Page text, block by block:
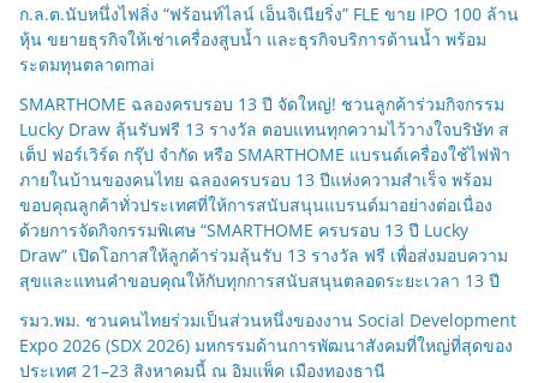
ก.ล.ต.นับหนึ่งไฟลิ่ง “ฟร้อนท์ไลน์ เอ็นจิเนียริ่ง” FLE ขาย IPO 100 ล้าน
หุ้น ขยายธุรกิจให้เช่าเครื่องสูบน้ำ และธุรกิจบริการด้านน้ำ พร้อม
ระดมทุนตลาดmai
SMARTHOME ฉลองครบรอบ 13 ปี จัดใหญ่! ชวนลูกค้าร่วมกิจกรรม
Lucky Draw ลุ้นรับฟรี 13 รางวัล ตอบแทนทุกความไว้วางใจบริษัท ส
เต็ป ฟอร์เวิร์ด กรุ๊ป จำกัด หรือ SMARTHOME แบรนด์เครื่องใช้ไฟฟ้า
ภายในบ้านของคนไทย ฉลองครบรอบ 13 ปีแห่งความสำเร็จ พร้อม
ขอบคุณลูกค้าทั่วประเทศที่ให้การสนับสนุนแบรนด์มาอย่างต่อเนื่อง
ด้วยการจัดกิจกรรมพิเศษ “SMARTHOME ครบรอบ 13 ปี Lucky
Draw” เปิดโอกาสให้ลูกค้าร่วมลุ้นรับ 13 รางวัล ฟรี เพื่อส่งมอบความ
สุขและแทนคำขอบคุณให้กับทุกการสนับสนุนตลอดระยะเวลา 13 ปี
รมว.พม. ชวนคนไทยร่วมเป็นส่วนหนึ่งของงาน Social Development
Expo 2026 (SDX 2026) มหกรรมด้านการพัฒนาสังคมที่ใหญ่ที่สุดของ
ประเทศ 21–23 สิงหาคมนี้ ณ อิมแพ็ค เมืองทองธานี